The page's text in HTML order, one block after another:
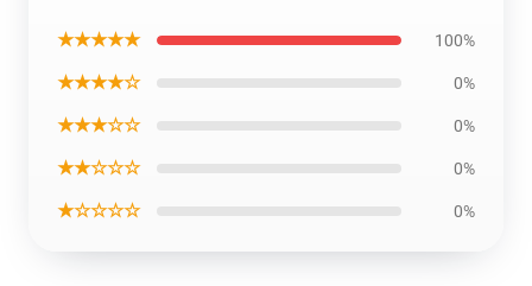
★★★★★ 100%
★★★★☆ 0%
★★★☆☆ 0%
★★☆☆☆ 0%
★☆☆☆☆ 0%